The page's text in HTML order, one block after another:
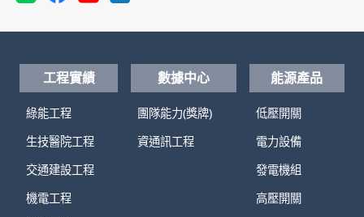
工程實績
綠能工程
生技醫院工程
交通建設工程
機電工程
數據中心
團隊能力(獎牌)
資通訊工程
能源產品
低壓開關
電力設備
發電機組
高壓開關